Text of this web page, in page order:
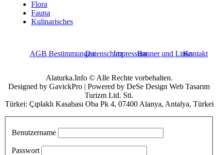
Flora
Fauna
Kulinarisches
AGB BestimmungenDatenschutzImpressumBanner und LinksKontakt
Alaturka.Info © Alle Rechte vorbehalten.
Designed by GavickPro | Powered by DeSe Design Web Tasarım
Turizm Ltd. Sti.
Türkei: Çıplaklı Kasabası Oba Pk 4, 07400 Alanya, Antalya, Türkei
Benutzername
Passwort